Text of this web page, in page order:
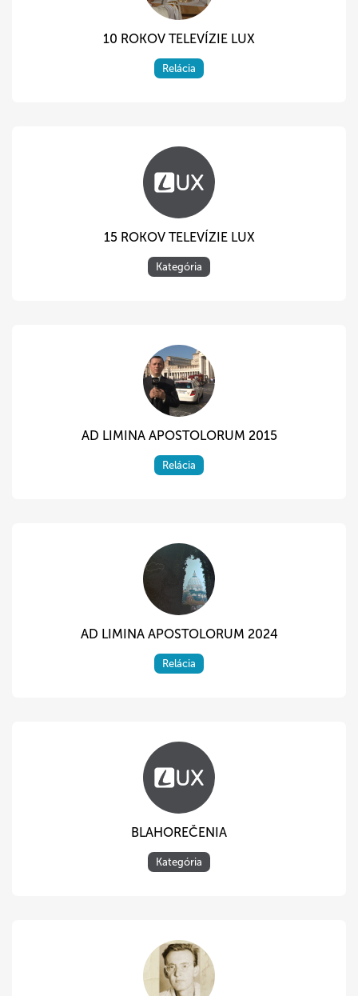
10 ROKOV TELEVÍZIE LUX
Relácia
15 ROKOV TELEVÍZIE LUX
Kategória
AD LIMINA APOSTOLORUM 2015
Relácia
AD LIMINA APOSTOLORUM 2024
Relácia
BLAHOREČENIA
Kategória